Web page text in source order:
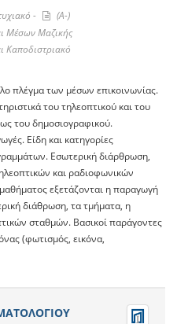
-
(A-)
Μέσων Μαζικής
Καποδιστριακό
πλέγμα των μέσων επικοινωνίας.
του τηλεοπτικού και του
του δημοσιογραφικού.
Είδη και κατηγορίες
Εσωτερική διάρθρωση,
και ραδιοφωνικών
εξετάζονται η παραγωγή
διάθρωση, τα τμήματα, η
σταθμών. Βασικοί παράγοντες
(φωτισμός, εικόνα,